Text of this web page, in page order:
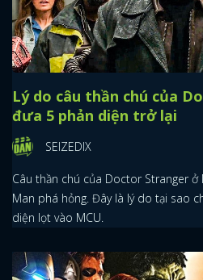
Lý do câu thần chú của
đưa 5 phản diện trở lại
SEIZEDIX
Câu thần chú của Doctor Stranger
Man phá hỏng. Đây là lý do tại sao
diện lọt vào MCU.